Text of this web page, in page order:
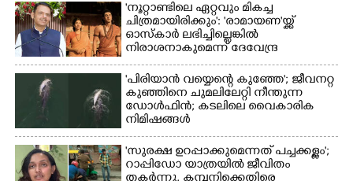
'നൂറ്റാണ്ടിലെ ഏറ്റവും മികച്ച
ചിത്രമായിരിക്കും': 'രാമായണ'യ്ക്ക്
ഓസ്കാ‌ർ ലഭിച്ചില്ലെങ്കിൽ
നിരാശനാകുമെന്ന് ദേവേന്ദ്ര
ഫഡ്നാവിസ്
'പിരിയാൻ വയ്യെന്റെ കുഞ്ഞേ'; ജീവനറ്റ
കുഞ്ഞിനെ ചുമലിലേറ്റി നീന്തുന്ന
ഡോൾഫിൻ; കടലിലെ വൈകാരിക
നിമിഷങ്ങൾ
'സുരക്ഷ ഉറപ്പാക്കുമെന്നത് പച്ചക്കള്ളം';
റാപ്പിഡോ യാത്രയിൽ ജീവിതം